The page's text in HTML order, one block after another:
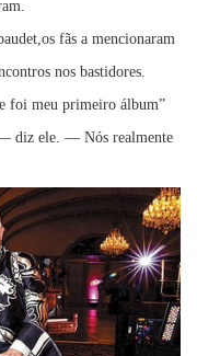
fãs a mencionaram
nos bastidores.
foi meu primeiro álbum”
— diz ele. — Nós realmente